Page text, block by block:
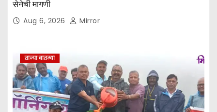
सेनेची मागणी
Aug 6, 2026 Mirror
ताज्या बातम्या